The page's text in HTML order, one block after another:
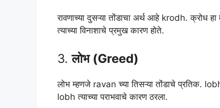
रावणाच्या दुसऱ्या तोंडाचा अर्थ आहे krodh. क्रोध
त्याच्या विनाशाचे प्रमुख कारण होते.
3.लोभ (Greed)
लोभ म्हणजे ravan च्या तिसऱ्या तोंडाचे प्रतिक.
lobh त्याच्या पराभवाचे कारण ठरला.